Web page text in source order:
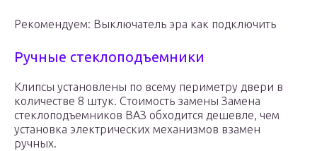
Рекомендуем: Выключатель эра как подключить
Ручные стеклоподъемники
Клипсы установлены по всему периметру двери в
количестве 8 штук. Стоимость замены Замена
стеклоподъемников ВАЗ обходится дешевле, чем
установка электрических механизмов взамен
ручных.